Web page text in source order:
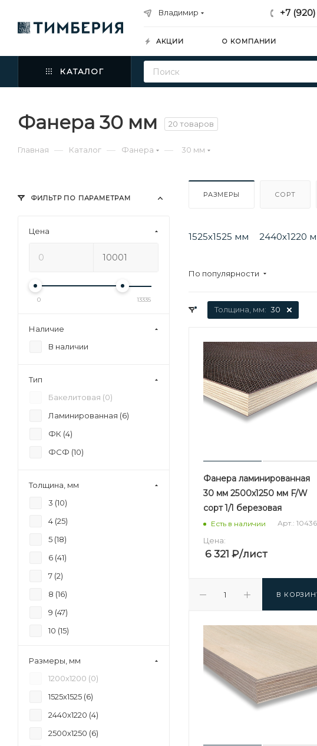
Владимир +7
АКЦИИ О КОМПАНИИ
КАТАЛОГ
Фанера 30 мм 20 товаров
Главная — Каталог — Фанера — 30 мм
РАЗМЕРЫ СОРТ
1525х1525 мм 2440х1220
По популярности
Толщина, мм: 30
Фанера ламинированная
30 мм 2500х1250 мм F/W
сорт 1/1 березовая
Есть в наличии Арт.: 10436
Цена:
6 321 ₽/лист
В
ФИЛЬТР ПО ПАРАМЕТРАМ
Цена
0 13335
Наличие
В наличии
Тип
Бакелитовая (0)
Ламинированная (6)
ФК (4)
ФСФ (10)
Толщина, мм
3 (10)
4 (25)
5 (18)
6 (41)
7 (2)
8 (16)
9 (47)
10 (15)
12 (
53
Размеры, мм
1200х1200 (0)
1525х1525 (6)
2440х1220 (4)
2500х1250 (6)